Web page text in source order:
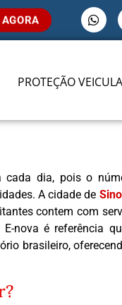
PROTEÇÃO
cada dia, pois o
A cidade de
contem com
nova é referência
brasileiro,